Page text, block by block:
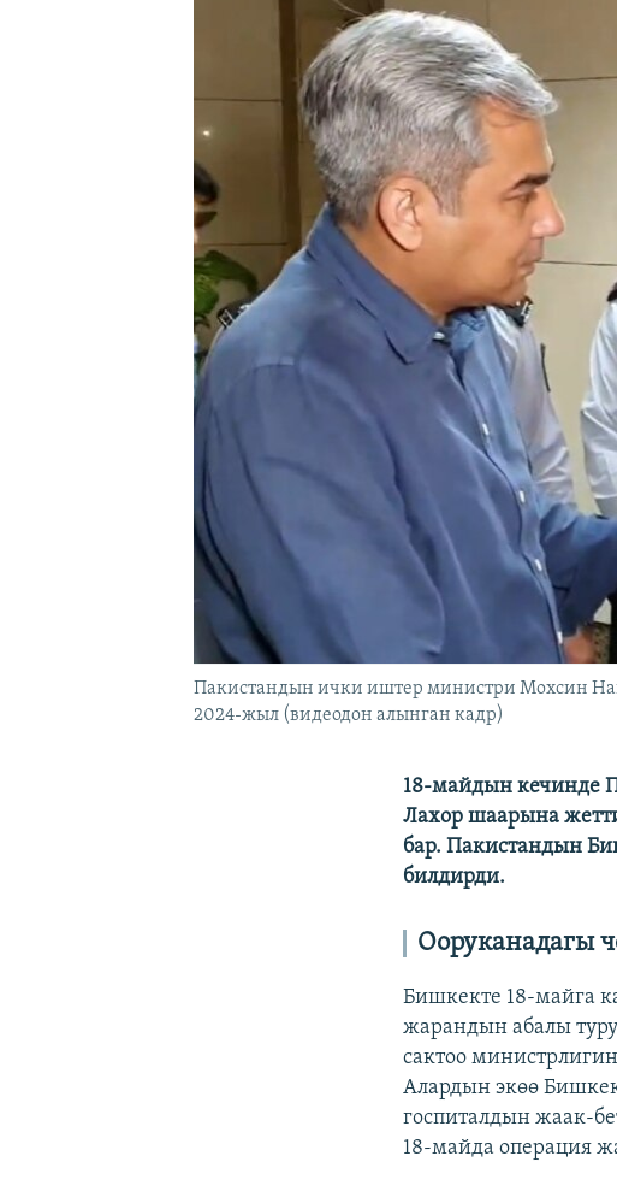
Пакистандын ички иштер министри Мохсин
2024-жыл (видеодон алынган кадр)
18-майдын кечинде
Лахор шаарына
бар. Пакистандын
билдирди.
Ооруканадагы
Бишкекте 18-майга
жарандын абалы
сактоо
Алардын экөө
госпиталдын жаак-
18-майда операция